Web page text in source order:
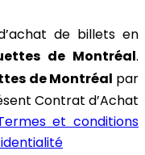
de billets en
de Montréal.
de Montréal par
Contrat d’Achat
et conditions